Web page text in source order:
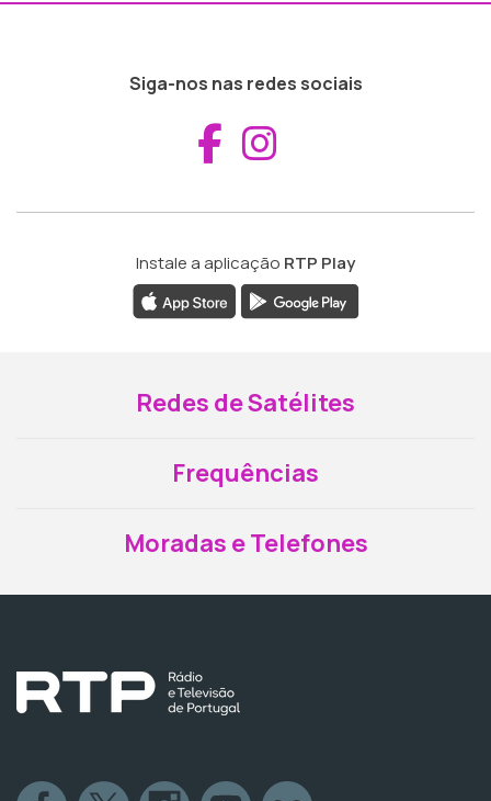
Siga-nos nas redes sociais
Aceder ao
Instale a aplicação RTP Play
Redes de Satélites
Frequências
Moradas e Telefones